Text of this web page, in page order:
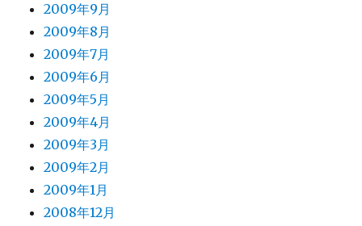
2009年9月
2009年8月
2009年7月
2009年6月
2009年5月
2009年4月
2009年3月
2009年2月
2009年1月
2008年12月